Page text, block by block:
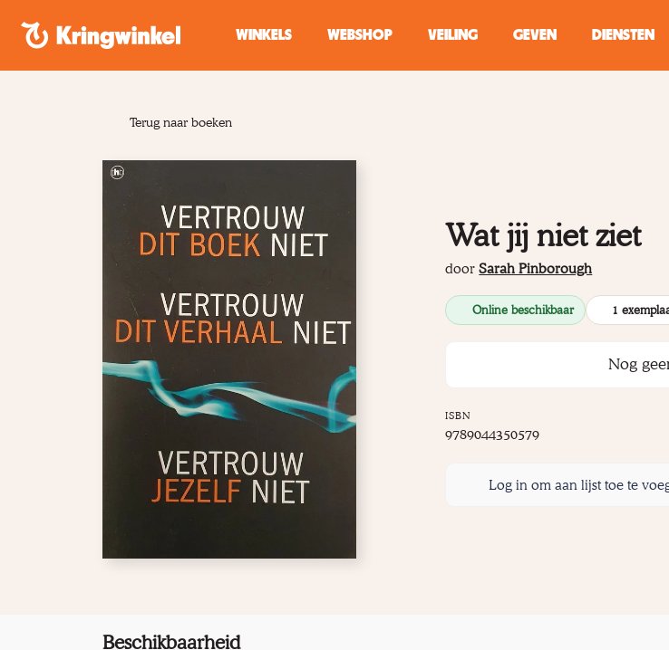
WINKELS
WEBSHOP VEILING GEVEN DIENSTEN
Terug naar boeken
Wat jij niet ziet
doorSarah Pinborough
Online beschikbaar 1
Nog
ISBN
9789044350579
Log in om aan lijst toe te
Beschikbaarheid